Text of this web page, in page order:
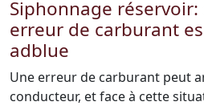
Siphonnage
erreur de carburant
adblue
Une erreur de carburant peut
conducteur, et face à cette